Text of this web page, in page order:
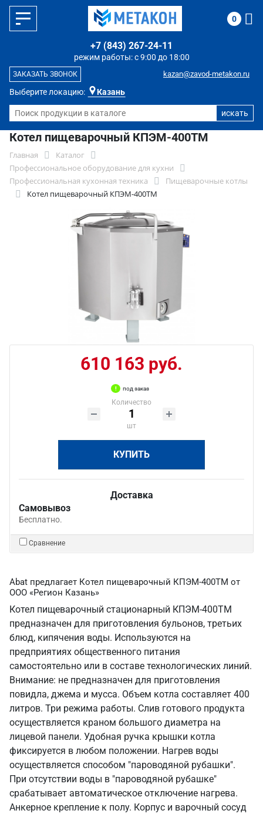
Выберите локацию: Казань
режим работы: с 9:00 до 18:00
+7 (843) 267-24-11
kazan@zavod-metakon.ru
ЗАКАЗАТЬ ЗВОНОК
0
Котел пищеварочный КПЭМ-400ТМ
Главная
Каталог
Профессиональное оборудование для кухни
Профессиональная кухонная техника
Пищеварочные котлы
Котел пищеварочный КПЭМ-400ТМ
610 163 руб.
под заказ
Количество
шт
КУПИТЬ
Доставка
Самовывоз
Бесплатно.
Сравнение
Abat предлагает Котел пищеварочный КПЭМ-400ТМ от
ООО «Регион Казань»
Котел пищеварочный стационарный КПЭМ-400ТМ
предназначен для приготовления бульонов, третьих
блюд, кипячения воды. Используются на
предприятиях общественного питания
самостоятельно или в составе технологических линий.
Внимание: не предназначен для приготовления
повидла, джема и мусса. Объем котла составляет 400
литров. Три режима работы. Слив готового продукта
осуществляется краном большого диаметра на
лицевой панели. Удобная ручка крышки котла
фиксируется в любом положении. Нагрев воды
осуществляется способом "пароводяной рубашки".
При отсутствии воды в "пароводяной рубашке"
срабатывает автоматическое отключение нагрева.
Анкерное крепление к полу. Корпус и варочный сосуд